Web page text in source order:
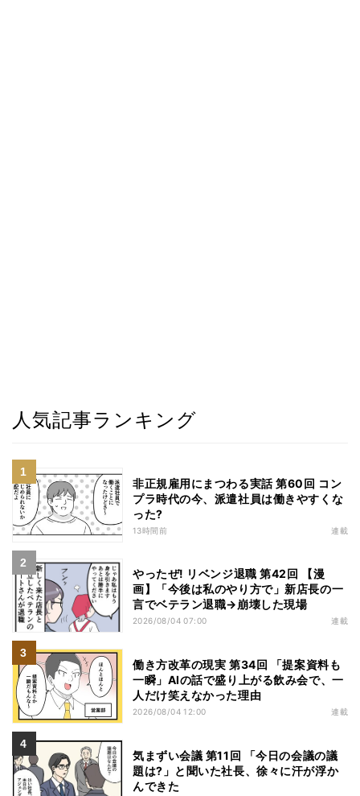
人気記事ランキング
非正規雇用にまつわる実話 第60回 コン
プラ時代の今、派遣社員は働きやすくな
った?
13時間前 連載
やったぜ! リベンジ退職 第42回 【漫
画】「今後は私のやり方で」新店長の一
言でベテラン退職→崩壊した現場
2026/08/04 07:00 連載
働き方改革の現実 第34回 「提案資料も
一瞬」AIの話で盛り上がる飲み会で、一
人だけ笑えなかった理由
2026/08/04 12:00 連載
気まずい会議 第11回 「今日の会議の議
題は?」と聞いた社長、徐々に汗が浮か
んできた